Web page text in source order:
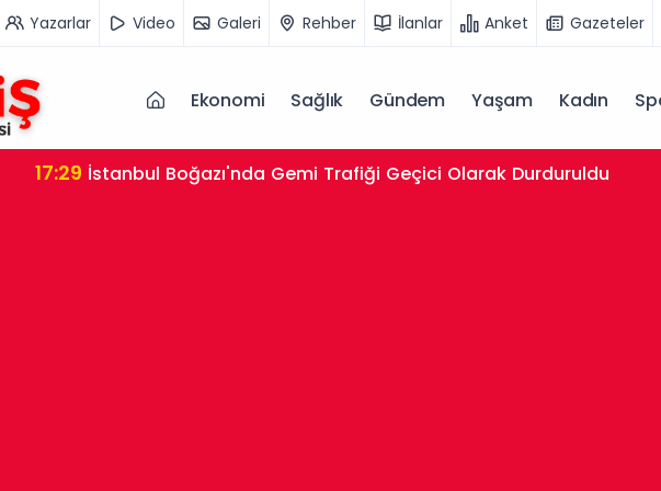
Yazarlar Video Galeri Rehber İlanlar Anket Gazeteler
Ekonomi Sağlık Gündem Yaşam Kadın
17:29 İstanbul Boğazı'nda Gemi Trafiği Geçici Olarak Durduruldu